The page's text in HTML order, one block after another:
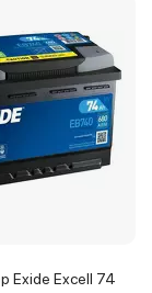
Exide Excell 74